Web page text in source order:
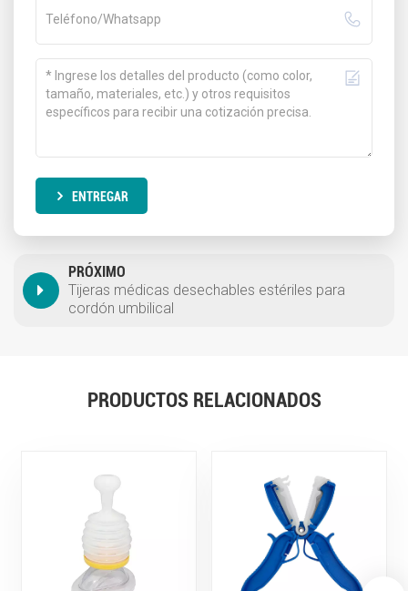
ENTREGAR
PRÓXIMO
Tijeras médicas desechables estériles para
cordón umbilical
PRODUCTOS RELACIONADOS